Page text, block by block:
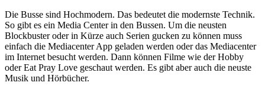
Die Busse sind Hochmodern. Das bedeutet die modernste Technik.
So gibt es ein Media Center in den Bussen. Um die neusten
Blockbuster oder in Kürze auch Serien gucken zu können muss
einfach die Mediacenter App geladen werden oder das Mediacenter
im Internet besucht werden. Dann können Filme wie der Hobby
oder Eat Pray Love geschaut werden. Es gibt aber auch die neuste
Musik und Hörbücher.